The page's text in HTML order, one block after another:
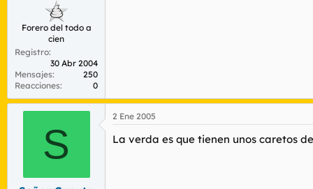
Forero del todo a
cien
Registro
30 Abr 2004
Mensajes
250
Reacciones
0
S
2 Ene 2005
La verda es que tienen unos caretos